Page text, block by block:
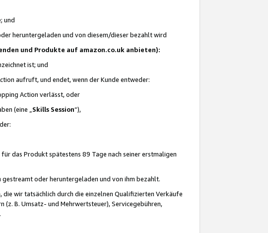
und
heruntergeladen und von diesem/dieser bezahlt wird
und Produkte auf amazon.co.uk anbieten):
ist; und
aufruft, und endet, wenn der Kunde entweder:
Action verlässt, oder
(eine „ Skills Session“),
das Produkt spätestens 89 Tage nach seiner erstmaligen
oder heruntergeladen und von ihm bezahlt.
die wir tatsächlich durch die einzelnen Qualifizierten Verkäufe
(z. B. Umsatz- und Mehrwertsteuer), Servicegebühren,